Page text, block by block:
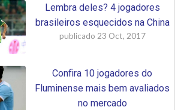
Lembra deles? 4 jogadores
brasileiros esquecidos na China
publicado 23 Oct, 2017
Confira 10 jogadores do
Fluminense mais bem avaliados
no mercado